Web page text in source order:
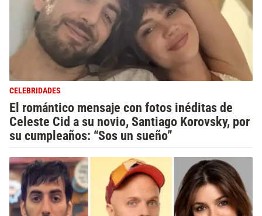
CELEBRIDADES
El romántico mensaje con fotos inéditas de
Celeste Cid a su novio, Santiago Korovsky, por
su cumpleaños: “Sos un sueño”